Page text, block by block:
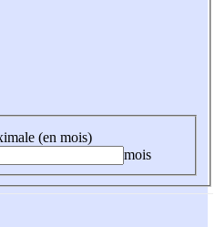
(en mois)
mois